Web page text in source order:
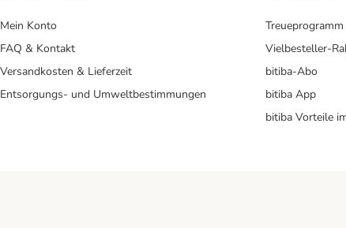
Mein Konto
FAQ & Kontakt
Versandkosten & Lieferzeit
Entsorgungs- und Umweltbestimmungen
Treueprogramm
Vielbesteller-
bitiba-Abo
bitiba App
bitiba Vorteile